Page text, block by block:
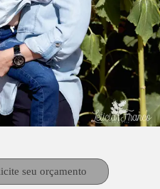
seu orçamento